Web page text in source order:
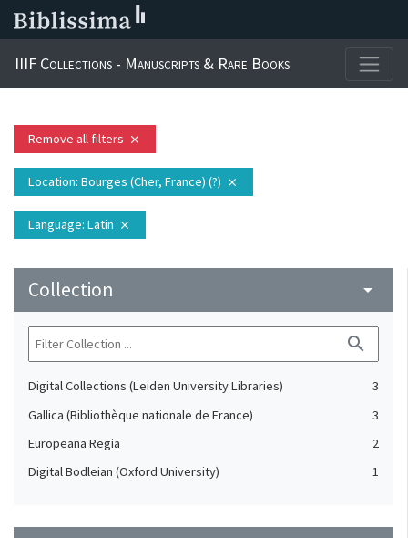
IIIF Collections - Manuscripts & Rare Books
Remove all filters close
Location: Bourges (Cher, France) (?) close
Language: Latin close
Collection arrow_drop_down
search
Digital Collections (Leiden University Libraries)
3
Gallica (Bibliothèque nationale de France)
3
Europeana Regia
2
Digital Bodleian (Oxford University)
1